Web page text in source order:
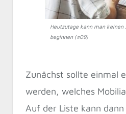
Heutzutage kann man
beginnen (#09)
Zunächst sollte einmal
werden, welches
Auf der Liste kann